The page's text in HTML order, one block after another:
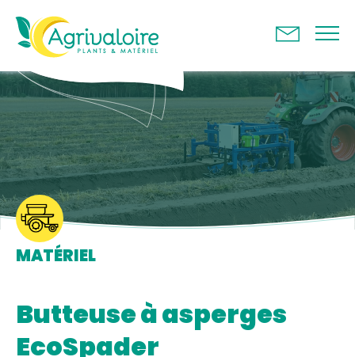
MATÉRIEL
Butteuse à asperges
EcoSpader